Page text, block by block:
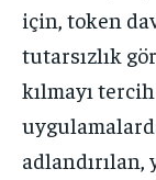
için, token
tutarsızlık
kılmayı